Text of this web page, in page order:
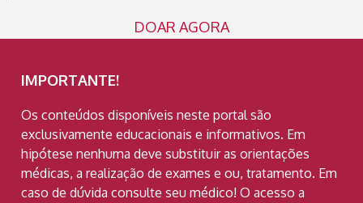
DOAR AGORA
IMPORTANTE!
Os conteúdos disponíveis neste portal são
exclusivamente educacionais e informativos. Em
hipótese nenhuma deve substituir as orientações
médicas, a realização de exames e ou, tratamento. Em
caso de dúvida consulte seu médico! O acesso a